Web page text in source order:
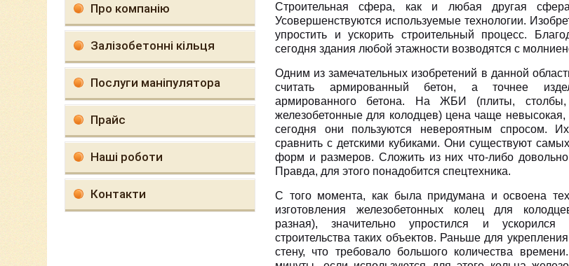
Про компанію
Залізобетонні кільця
Послуги маніпулятора
Прайс
Наші роботи
Контакти
Строительная сфера, как и любая другая сфера
Усовершенствуются используемые технологии.
упростить и ускорить строительный процесс.
сегодня здания любой этажности возводятся с
Одним из замечательных изобретений в данной
считать армированный бетон, а точнее
армированного бетона. На ЖБИ (плиты, столбы,
железобетонные для колодцев) цена чаще невысокая,
сегодня они пользуются невероятным спросом.
сравнить с детскими кубиками. Они существуют
форм и размеров. Сложить из них что-либо довольно
Правда, для этого понадобится спецтехника.
С того момента, как была придумана и освоена
изготовления железобетонных колец для
разная), значительно упростился и ускорился
строительства таких объектов. Раньше для
стену, что требовало большого количества